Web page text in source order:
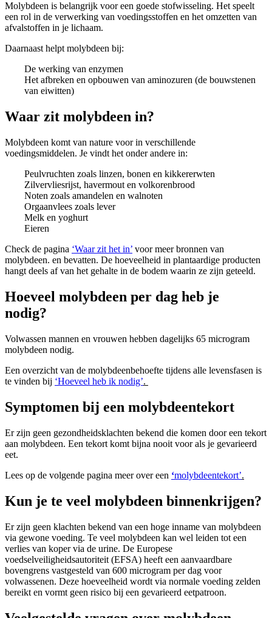
Molybdeen is belangrijk voor een goede stofwisseling. Het speelt
een rol in de verwerking van voedingsstoffen en het omzetten van
afvalstoffen in je lichaam.
Daarnaast helpt molybdeen bij:
De werking van enzymen
Het afbreken en opbouwen van aminozuren (de bouwstenen
van eiwitten)
Waar zit molybdeen in?
Molybdeen komt van nature voor in verschillende
voedingsmiddelen. Je vindt het onder andere in:
Peulvruchten zoals linzen, bonen en kikkererwten
Zilvervliesrijst, havermout en volkorenbrood
Noten zoals amandelen en walnoten
Orgaanvlees zoals lever
Melk en yoghurt
Eieren
Check de pagina ‘Waar zit het in’ voor meer bronnen van
molybdeen. en bevatten. De hoeveelheid in plantaardige producten
hangt deels af van het gehalte in de bodem waarin ze zijn geteeld.
Hoeveel molybdeen per dag heb je
nodig?
Volwassen mannen en vrouwen hebben dagelijks 65 microgram
molybdeen nodig.
Een overzicht van de molybdeenbehoefte tijdens alle levensfasen is
te vinden bij ‘Hoeveel heb ik nodig’.
Symptomen bij een molybdeentekort
Er zijn geen gezondheidsklachten bekend die komen door een tekort
aan molybdeen. Een tekort komt bijna nooit voor als je gevarieerd
eet.
Lees op de volgende pagina meer over een ‘molybdeentekort’.
Kun je te veel molybdeen binnenkrijgen?
Er zijn geen klachten bekend van een hoge inname van molybdeen
via gewone voeding. Te veel molybdeen kan wel leiden tot een
verlies van koper via de urine. De Europese
voedselveiligheidsautoriteit (EFSA) heeft een aanvaardbare
bovengrens vastgesteld van 600 microgram per dag voor
volwassenen. Deze hoeveelheid wordt via normale voeding zelden
bereikt en vormt geen risico bij een gevarieerd eetpatroon.